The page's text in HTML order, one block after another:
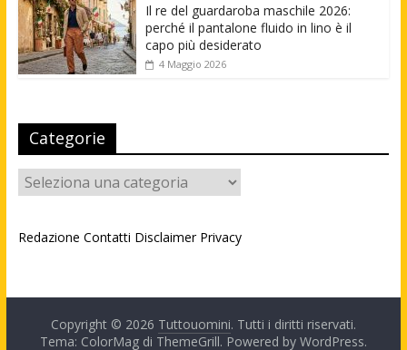
Il re del guardaroba maschile 2026:
perché il pantalone fluido in lino è il
capo più desiderato
4 Maggio 2026
Categorie
Categorie
Redazione Contatti Disclaimer Privacy
Copyright © 2026 Tuttouomini. Tutti i diritti riservati.
Tema: ColorMag di ThemeGrill. Powered by WordPress.